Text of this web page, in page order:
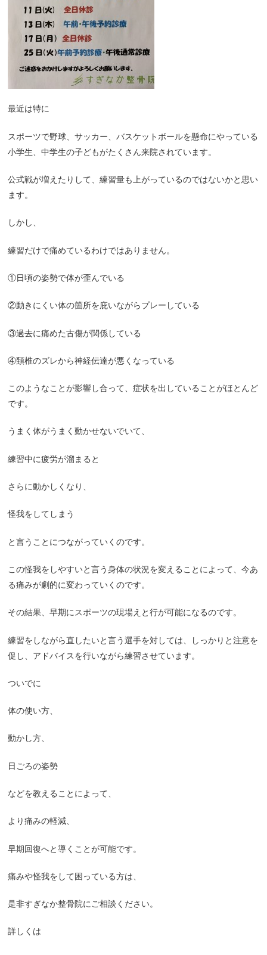
最近は特に
スポーツで野球、サッカー、バスケットボールを懸命にやっている
小学生、中学生の子どもがたくさん来院されています。
公式戦が増えたりして、練習量も上がっているのではないかと思い
ます。
しかし、
練習だけで痛めているわけではありません。
①日頃の姿勢で体が歪んでいる
②動きにくい体の箇所を庇いながらプレーしている
③過去に痛めた古傷が関係している
④頚椎のズレから神経伝達が悪くなっている
このようなことが影響し合って、症状を出していることがほとんど
です。
うまく体がうまく動かせないでいて、
練習中に疲労が溜まると
さらに動かしくなり、
怪我をしてしまう
と言うことにつながっていくのです。
この怪我をしやすいと言う身体の状況を変えることによって、今あ
る痛みが劇的に変わっていくのです。
その結果、早期にスポーツの現場えと行が可能になるのです。
練習をしながら直したいと言う選手を対しては、しっかりと注意を
促し、アドバイスを行いながら練習させています。
ついでに
体の使い方、
動かし方、
日ごろの姿勢
などを教えることによって、
より痛みの軽減、
早期回復へと導くことが可能です。
痛みや怪我をして困っている方は、
是非すぎなか整骨院にご相談ください。
詳しくは